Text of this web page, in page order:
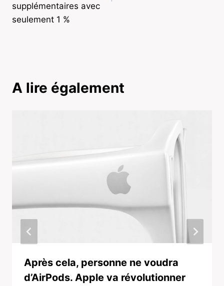
supplémentaires avec
seulement 1 %
A lire également
Après cela, personne ne voudra
d’AirPods. Apple va révolutionner